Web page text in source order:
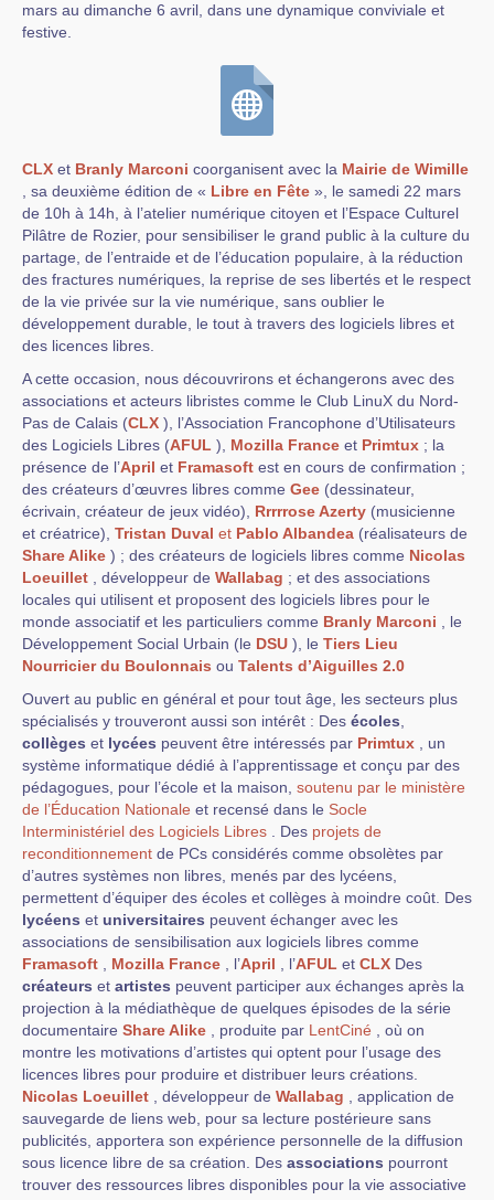
mars au dimanche 6 avril, dans une dynamique conviviale et
festive.
CLX et Branly Marconi coorganisent avec la Mairie de Wimille
, sa deuxième édition de « Libre en Fête », le samedi 22 mars
de 10h à 14h, à l’atelier numérique citoyen et l’Espace Culturel
Pilâtre de Rozier, pour sensibiliser le grand public à la culture du
partage, de l’entraide et de l’éducation populaire, à la réduction
des fractures numériques, la reprise de ses libertés et le respect
de la vie privée sur la vie numérique, sans oublier le
développement durable, le tout à travers des logiciels libres et
des licences libres.
A cette occasion, nous découvrirons et échangerons avec des
associations et acteurs libristes comme le Club LinuX du Nord-
Pas de Calais (CLX ), l’Association Francophone d’Utilisateurs
des Logiciels Libres (AFUL ), Mozilla France et Primtux ; la
présence de l’April et Framasoft est en cours de confirmation ;
des créateurs d’œuvres libres comme Gee (dessinateur,
écrivain, créateur de jeux vidéo), Rrrrrose Azerty (musicienne
et créatrice), Tristan Duval et Pablo Albandea (réalisateurs de
Share Alike ) ; des créateurs de logiciels libres comme Nicolas
Loeuillet , développeur de Wallabag ; et des associations
locales qui utilisent et proposent des logiciels libres pour le
monde associatif et les particuliers comme Branly Marconi , le
Développement Social Urbain (le DSU ), le Tiers Lieu
Nourricier du Boulonnais ou Talents d’Aiguilles 2.0
Ouvert au public en général et pour tout âge, les secteurs plus
spécialisés y trouveront aussi son intérêt : Des écoles
collèges et lycées peuvent être intéressés par Primtux , un
système informatique dédié à l’apprentissage et conçu par des
pédagogues, pour l’école et la maison, soutenu par le ministère
de l’Éducation Nationale et recensé dans le Socle
Interministériel des Logiciels Libres . Des projets de
reconditionnement de PCs considérés comme obsolètes par
d’autres systèmes non libres, menés par des lycéens,
permettent d’équiper des écoles et collèges à moindre coût. Des
lycéens et universitaires peuvent échanger avec les
associations de sensibilisation aux logiciels libres comme
Framasoft
Mozilla France , l’April , l’AFUL et CLX Des
créateurs et artistes peuvent participer aux échanges après la
projection à la médiathèque de quelques épisodes de la série
documentaire Share Alike , produite par LentCiné , où on
montre les motivations d’artistes qui optent pour l’usage des
licences libres pour produire et distribuer leurs créations.
Nicolas Loeuillet , développeur de Wallabag , application de
sauvegarde de liens web, pour sa lecture postérieure sans
publicités, apportera son expérience personnelle de la diffusion
sous licence libre de sa création. Des associations pourront
trouver des ressources libres disponibles pour la vie associative